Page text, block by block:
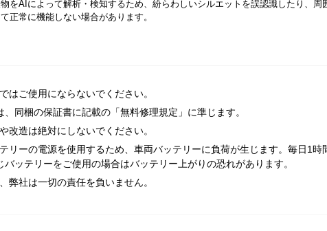
をAIによって解析・検知するため、紛らわしいシルエットを誤認識したり、周
正常に機能しない場合があります。
はご使用にならないでください。
同梱の保証書に記載の「無料修理規定」に準じます。
改造は絶対にしないでください。
リーの電源を使用するため、車両バッテリーに負荷が生じます。毎日1時
ッテリーをご使用の場合はバッテリー上がりの恐れがあります。
弊社は一切の責任を負いません。